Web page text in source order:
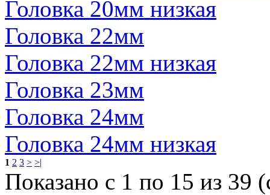
Головка 20мм низкая
Головка 22мм
Головка 22мм низкая
Головка 23мм
Головка 24мм
Головка 24мм низкая
1 2 3 > >|
Показано с 1 по 15 из 39